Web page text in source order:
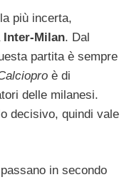
più incerta,
Inter-Milan. Dal
partita è sempre
è di
delle milanesi.
decisivo, quindi vale
in secondo